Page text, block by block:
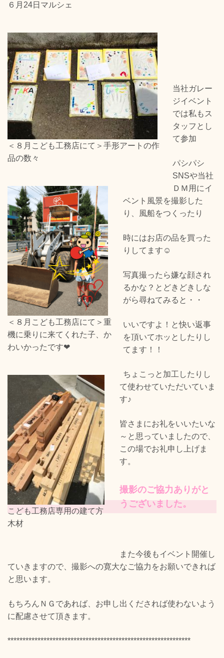
６月24日マルシェ
＜８月こども工務店にて＞手形アートの作
品の数々
＜８月こども工務店にて＞重
機に乗りに来てくれた子、か
わいかったです❤
こども工務店専用の建て方
木材
当社ガレー
ジイベント
では私もス
タッフとし
て参加
パシパシ
SNSや当社
ＤＭ用にイ
ベント風景を撮影した
り、風船をつくったり
時にはお店の品を買った
りしてます☺
写真撮ったら嫌な顔され
るかな？とどきどきしな
がら尋ねてみると・・
いいですよ！と快い返事
を頂いてホッとしたりし
てます！！
ちょこっと加工したりし
て使わせていただいていま
す♪
皆さまにお礼をいいたいな
～と思っていましたので、
この場でお礼申し上げま
す。
撮影のご協力ありがと
うございました。
また今後もイベント開催し
ていきますので、撮影への寛大なご協力をお願いできれば
と思います。
もちろんＮＧであれば、お申し出くだされば使わないよう
に配慮させて頂きます。
*************************************************************